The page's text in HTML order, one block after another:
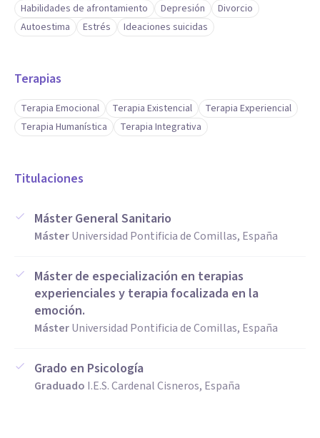
emociones guían nuestras decisiones, relaciones y
más saludables de relacionarse consigo mismos y con los
demás.
compromiso, entendiendo que cada proceso es único y que
acompañamiento constante.
Habilidades de afrontamiento
Depresión
Divorcio
Autoestima
Estrés Ideaciones suicidas
Terapias
Terapia Emocional Terapia Existencial
Terapia Experiencial
Terapia Humanística
Terapia Integrativa
Titulaciones
Máster General Sanitario
MásterUniversidad Pontificia de Comillas, España
Máster de especialización en terapias
experienciales y terapia focalizada en la
emoción.
MásterUniversidad Pontificia de Comillas, España
Grado en Psicología
Graduado I.E.S. Cardenal Cisneros, España